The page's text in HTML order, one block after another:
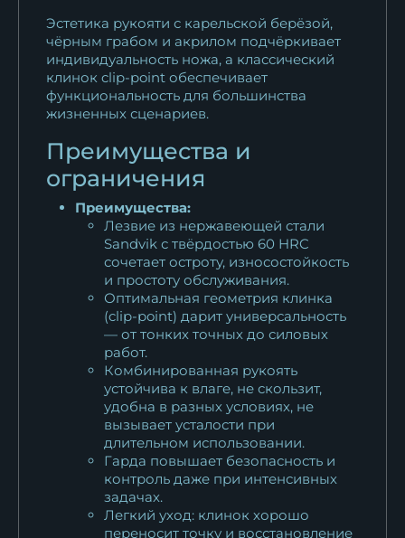
Эстетика рукояти с карельской берёзой,
чёрным грабом и акрилом подчёркивает
индивидуальность ножа, а классический
клинок clip-point обеспечивает
функциональность для большинства
жизненных сценариев.
Преимущества и
ограничения
Преимущества:
Лезвие из нержавеющей стали
Sandvik с твёрдостью 60 HRC
сочетает остроту, износостойкость
и простоту обслуживания.
Оптимальная геометрия клинка
(clip-point) дарит универсальность
— от тонких точных до силовых
работ.
Комбинированная рукоять
устойчива к влаге, не скользит,
удобна в разных условиях, не
вызывает усталости при
длительном использовании.
Гарда повышает безопасность и
контроль даже при интенсивных
задачах.
Легкий уход: клинок хорошо
переносит точку и восстановление